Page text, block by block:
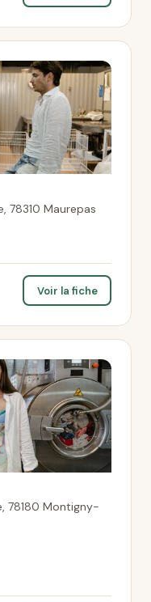
78310 Maurepas
Voir la fiche
78180 Montigny-